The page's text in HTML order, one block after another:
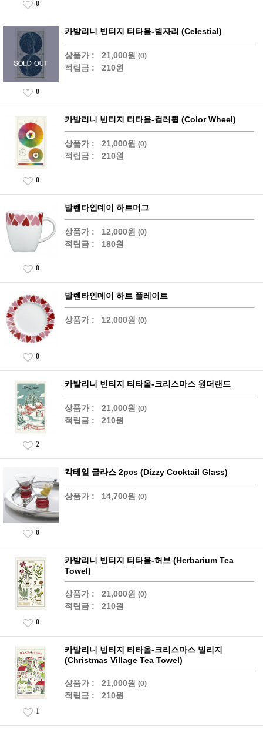
0
카발리니 빈티지 티타올-별자리 (Celestial)
상품가 : 21,000원 (0)
적립금 : 210원
0
카발리니 빈티지 티타올-컬러휠 (Color Wheel)
상품가 : 21,000원 (0)
적립금 : 210원
0
발렌타인데이 하트머그
상품가 : 12,000원 (0)
적립금 : 180원
0
발렌타인데이 하트 플레이트
상품가 : 12,000원 (0)
0
카발리니 빈티지 티타올-크리스마스 원더랜드
상품가 : 21,000원 (0)
적립금 : 210원
2
칵테일 글라스 2pcs (Dizzy Cocktail Glass)
상품가 : 14,700원 (0)
0
카발리니 빈티지 티타올-허브 (Herbarium Tea
Towel)
상품가 : 21,000원 (0)
적립금 : 210원
0
카발리니 빈티지 티타올-크리스마스 빌리지
(Christmas Village Tea Towel)
상품가 : 21,000원 (0)
적립금 : 210원
1